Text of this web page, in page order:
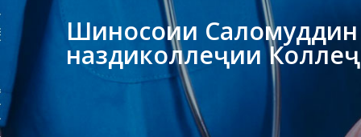
Шиносоии Саломуддин
наздиколлеҷии